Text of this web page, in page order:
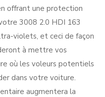
offrant une protection
3008 2.0 HDI 163
violets, et ceci de façon
à mettre vos
où les voleurs potentiels
dans votre voiture.
augmentera la